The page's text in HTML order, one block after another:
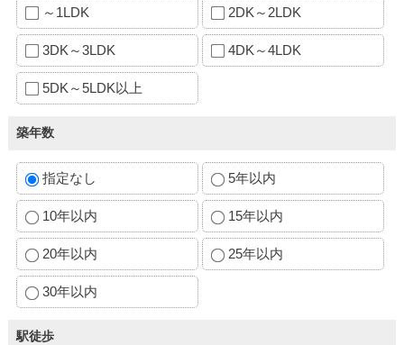
～1LDK 2DK～2LDK
3DK～3LDK 4DK～4LDK
5DK～5LDK以上
築年数
指定なし 5年以内
10年以内 15年以内
20年以内 25年以内
30年以内
駅徒歩